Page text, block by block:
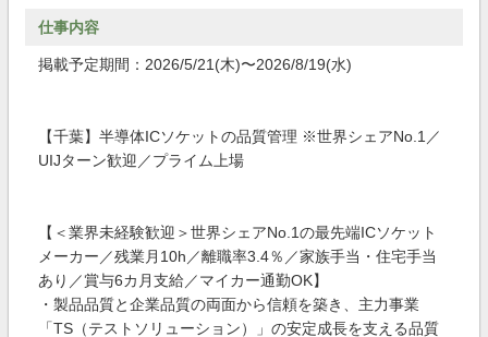
仕事内容
掲載予定期間：2026/5/21(木)〜2026/8/19(水)
【千葉】半導体ICソケットの品質管理 ※世界シェアNo.1／
UIJターン歓迎／プライム上場
【＜業界未経験歓迎＞世界シェアNo.1の最先端ICソケット
メーカー／残業月10h／離職率3.4％／家族手当・住宅手当
あり／賞与6カ月支給／マイカー通勤OK】
・製品品質と企業品質の両面から信頼を築き、主力事業
「TS（テストソリューション）」の安定成長を支える品質